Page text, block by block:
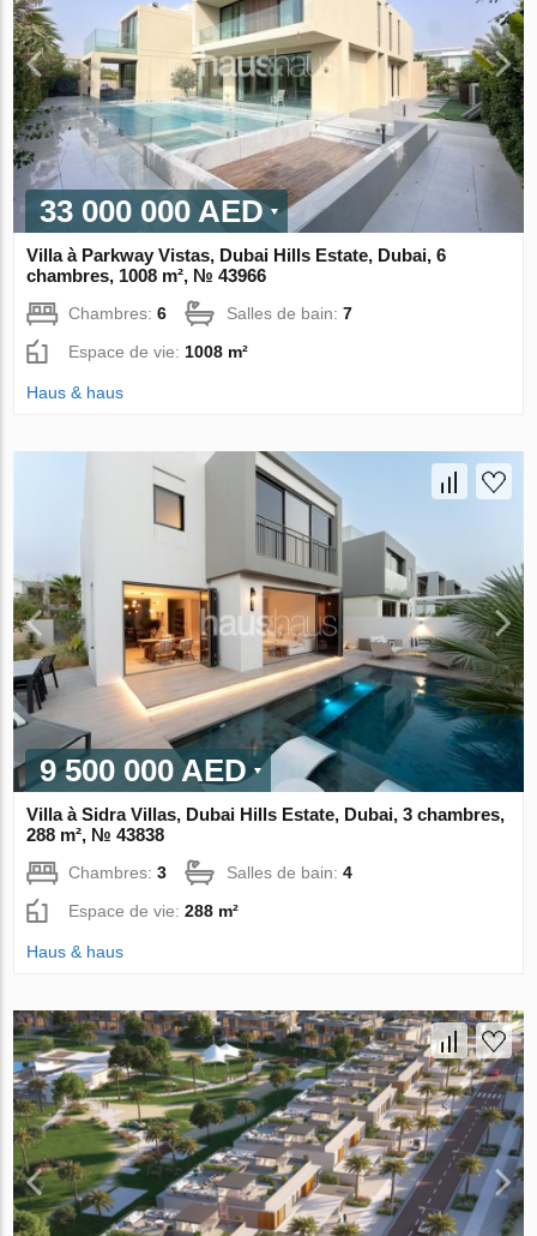
33 000 000 AED
Villa à Parkway Vistas, Dubai Hills Estate, Dubai, 6
chambres, 1008 m², № 43966
Chambres:6 Salles de bain:7
Espace de vie: 1008 m²
Haus & haus
9 500 000 AED
Villa à Sidra Villas, Dubai Hills Estate, Dubai, 3 chambres,
288 m², № 43838
Chambres:3 Salles de bain:4
Espace de vie:288 m²
Haus & haus